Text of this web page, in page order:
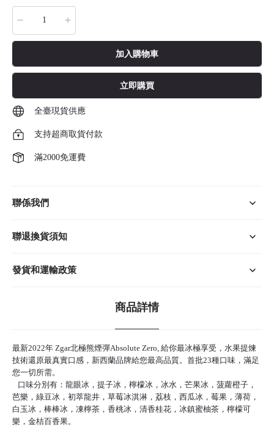
加入購物車
立即購買
全臺現貨供應
支持超商取貨付款
滿2000免運費
聯係我們
聯退換貨須知
發貨和運輸政策
商品詳情
最新2022年 Zgar北極熊煙彈Absolute Zero, 給你最冰極享受，水果提煉
技術還原最真實口感，新西蘭品牌給您最高品質。首批23種口味，滿足
您一切所需。
口味分別有：龍眼冰，提子冰，檸檬冰，冰水，芒果冰，菠蘿橙子，
芭樂，綠豆冰，初萃龍井，草莓冰淇淋，荔枝，西瓜冰，莓果，薄荷，
白玉冰，棒棒冰，凍檸茶，香桃冰，清香桂花，冰鎮蜜柚茶，檸檬可
樂，金桔百香果。